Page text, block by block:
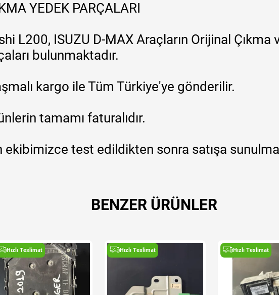
YEDEK PARÇALARI
L200, ISUZU D-MAX Araçların Orijinal Çıkma
bulunmaktadır.
kargo ile Tüm Türkiye'ye gönderilir.
tamamı faturalıdır.
ekibimizce test edildikten sonra satışa
BENZER ÜRÜNLER
Hızlı Teslimat Hızlı Teslimat Hızlı Teslimat